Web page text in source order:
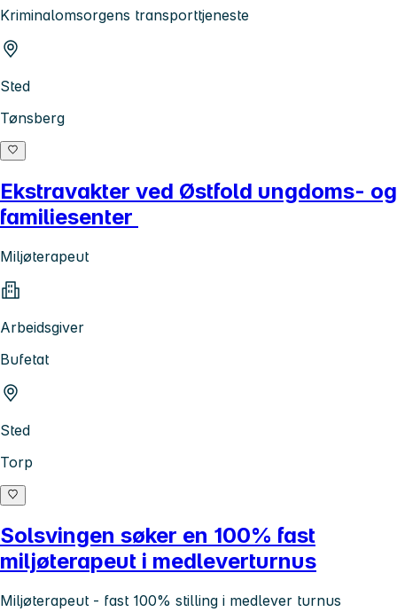
Kriminalomsorgens transporttjeneste
Sted
Tønsberg
Ekstravakter ved Østfold ungdoms- og
familiesenter
Miljøterapeut
Arbeidsgiver
Bufetat
Sted
Torp
Solsvingen søker en 100% fast
miljøterapeut i medleverturnus
Miljøterapeut - fast 100% stilling i medlever turnus